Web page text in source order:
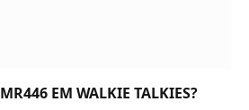
EM WALKIE TALKIES?